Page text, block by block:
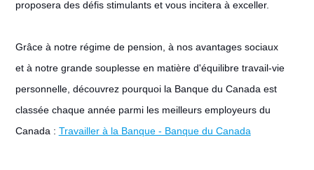
proposera des défis stimulants et vous incitera à exceller.
Grâce à notre régime de pension, à nos avantages sociaux
et à notre grande souplesse en matière d'équilibre travail-vie
personnelle, découvrez pourquoi la Banque du Canada est
classée chaque année parmi les meilleurs employeurs du
Canada : Travailler à la Banque - Banque du Canada